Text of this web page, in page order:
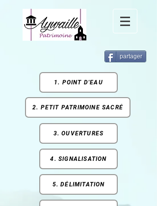
partager
1. POINT D'EAU
2. PETIT PATRIMOINE SACRÉ
3. OUVERTURES
4. SIGNALISATION
5. DÉLIMITATION